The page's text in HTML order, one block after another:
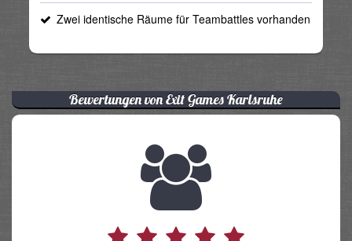
Zwei identische Räume für Teambattles vorhanden
Bewertungen von Exit Games Karlsruhe